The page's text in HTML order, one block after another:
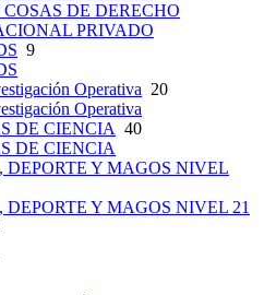
COSAS DE DERECHO
PRIVADO
9
Operativa 20
Operativa
DE CIENCIA 40
DE CIENCIA
DEPORTE Y MAGOS NIVEL
DEPORTE Y MAGOS NIVEL 21